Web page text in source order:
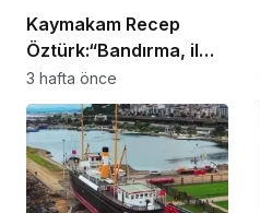
Kaymakam Recep
Öztürk:“Bandırma, il
olmayı çoktan hak
eden bir ilçe”
3 hafta önce